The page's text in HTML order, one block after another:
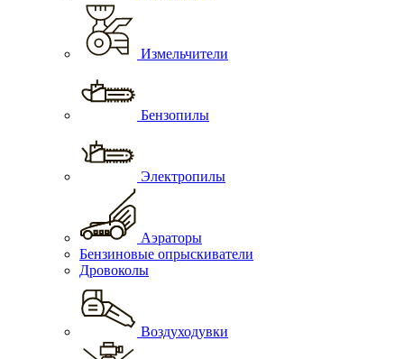
Измельчители
Бензопилы
Электропилы
Аэраторы
Бензиновые опрыскиватели
Дровоколы
Воздуходувки